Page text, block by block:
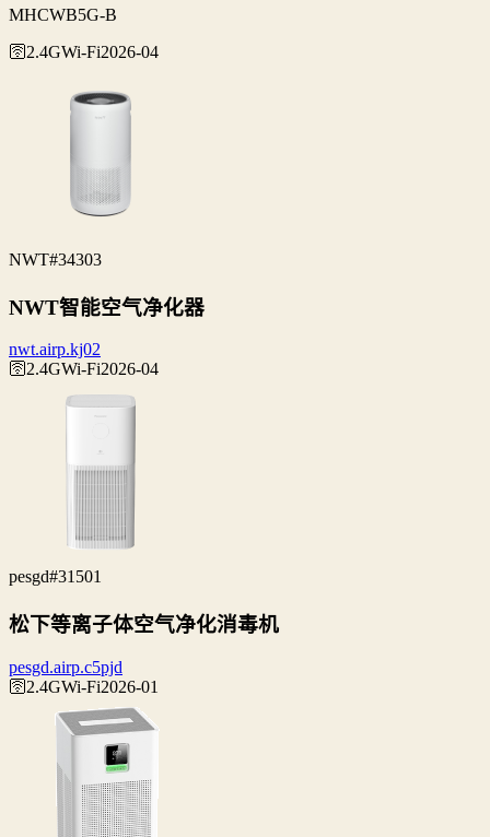
MHCWB5G-B
🛜2.4GWi‑Fi2026-04
NWT#34303
NWT智能空气净化器
nwt.airp.kj02
🛜2.4GWi‑Fi2026-04
pesgd#31501
松下等离子体空气净化消毒机
pesgd.airp.c5pjd
🛜2.4GWi‑Fi2026-01